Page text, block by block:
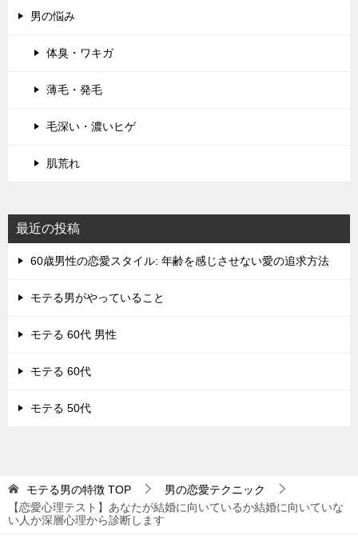
男の悩み
体臭・ワキガ
薄毛・発毛
毛深い・濃いヒゲ
肌荒れ
最近の投稿
60歳男性の恋愛スタイル: 年齢を感じさせない愛の追求方法
モテる男がやっていること
モテる 60代 男性
モテる 60代
モテる 50代
モテる男の特徴 TOP
男の恋愛テクニック
【恋愛心理テスト】あなたが結婚に向いているか結婚に向いていな
い人か深層心理から診断します